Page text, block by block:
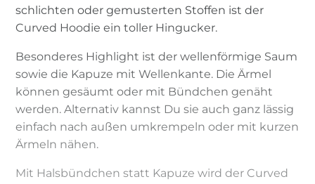
schlichten oder gemusterten Stoffen ist der
Curved Hoodie ein toller Hingucker.
Besonderes Highlight ist der wellenförmige Saum
sowie die Kapuze mit Wellenkante. Die Ärmel
können gesäumt oder mit Bündchen genäht
werden. Alternativ kannst Du sie auch ganz lässig
einfach nach außen umkrempeln oder mit kurzen
Ärmeln nähen.
Mit Halsbündchen statt Kapuze wird der Curved